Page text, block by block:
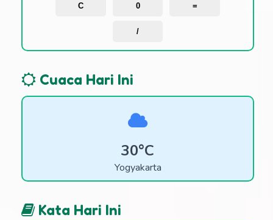
C 0 =
/
Cuaca Hari Ini
30°C
Yogyakarta
Kata Hari Ini